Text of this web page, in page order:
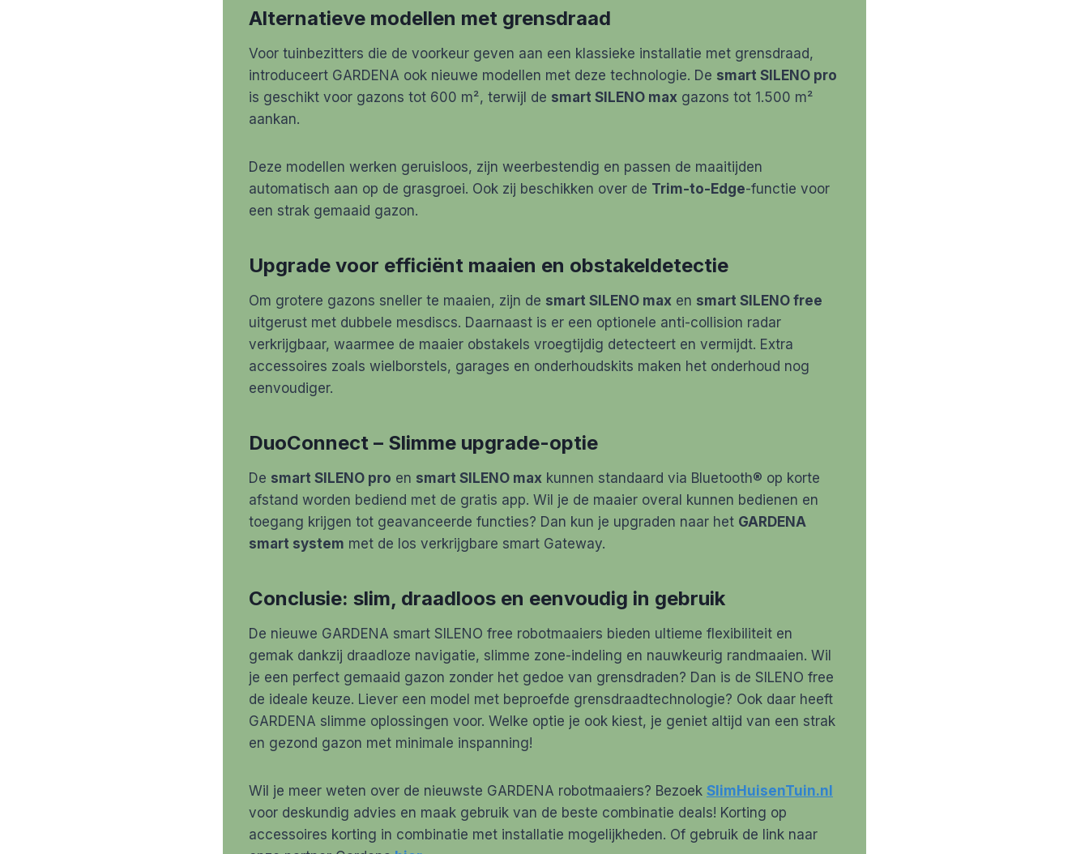
Alternatieve modellen met grensdraad
Voor tuinbezitters die de voorkeur geven aan een klassieke installatie met grensdraad,
introduceert GARDENA ook nieuwe modellen met deze technologie. De smart SILENO pro
is geschikt voor gazons tot 600 m², terwijl de smart SILENO max gazons tot 1.500 m²
aankan.
Deze modellen werken geruisloos, zijn weerbestendig en passen de maaitijden
automatisch aan op de grasgroei. Ook zij beschikken over de Trim-to-Edge-functie voor
een strak gemaaid gazon.
Upgrade voor efficiënt maaien en obstakeldetectie
Om grotere gazons sneller te maaien, zijn de smart SILENO max en smart SILENO free
uitgerust met dubbele mesdiscs. Daarnaast is er een optionele anti-collision radar
verkrijgbaar, waarmee de maaier obstakels vroegtijdig detecteert en vermijdt. Extra
accessoires zoals wielborstels, garages en onderhoudskits maken het onderhoud nog
eenvoudiger.
DuoConnect – Slimme upgrade-optie
De smart SILENO pro en smart SILENO max kunnen standaard via Bluetooth® op korte
afstand worden bediend met de gratis app. Wil je de maaier overal kunnen bedienen en
toegang krijgen tot geavanceerde functies? Dan kun je upgraden naar het GARDENA
smart system met de los verkrijgbare smart Gateway.
Conclusie: slim, draadloos en eenvoudig in gebruik
De nieuwe GARDENA smart SILENO free robotmaaiers bieden ultieme flexibiliteit en
gemak dankzij draadloze navigatie, slimme zone-indeling en nauwkeurig randmaaien. Wil
je een perfect gemaaid gazon zonder het gedoe van grensdraden? Dan is de SILENO free
de ideale keuze. Liever een model met beproefde grensdraadtechnologie? Ook daar heeft
GARDENA slimme oplossingen voor. Welke optie je ook kiest, je geniet altijd van een strak
en gezond gazon met minimale inspanning!
Wil je meer weten over de nieuwste GARDENA robotmaaiers? Bezoek SlimHuisenTuin.nl
voor deskundig advies en maak gebruik van de beste combinatie deals! Korting op
accessoires korting in combinatie met installatie mogelijkheden. Of gebruik de link naar